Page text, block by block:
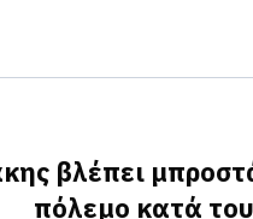
βλέπει
πόλεμο κατά